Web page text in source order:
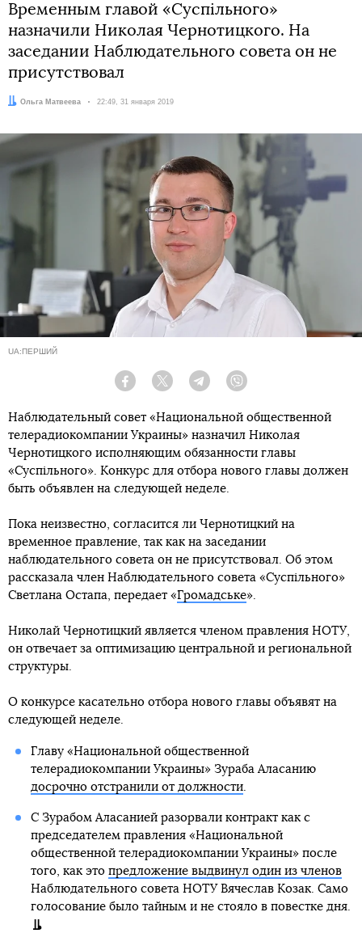
Временным главой «Суспільного»
назначили Николая Чернотицкого. На
заседании Наблюдательного совета он не
присутствовал
Автор:
Ольга Матвеева Дата:
22:49, 31 января 2019
UA:ПЕРШИЙ
Facebook Twitter Telegram
Наблюдательный совет «Национальной общественной
телерадиокомпании Украины» назначил Николая
Чернотицкого исполняющим обязанности главы
«Суспільного». Конкурс для отбора нового главы должен
быть объявлен на следующей неделе.
Пока неизвестно, согласится ли Чернотицкий на
временное правление, так как на заседании
наблюдательного совета он не присутствовал. Об этом
рассказала член Наблюдательного совета «Суспільного»
Светлана Остапа, передает «Громадське».
Николай Чернотицкий является членом правления НОТУ,
он отвечает за оптимизацию центральной и региональной
структуры.
О конкурсе касательно отбора нового главы объявят на
следующей неделе.
Главу «Национальной общественной
телерадиокомпании Украины» Зураба Аласанию
досрочно отстранили от должности.
С Зурабом Аласанией разорвали контракт как с
председателем правления «Национальной
общественной телерадиокомпании Украины» после
того, как это предложение выдвинул один из членов
Наблюдательного совета НОТУ Вячеслав Козак. Само
голосование было тайным и не стояло в повестке дня.